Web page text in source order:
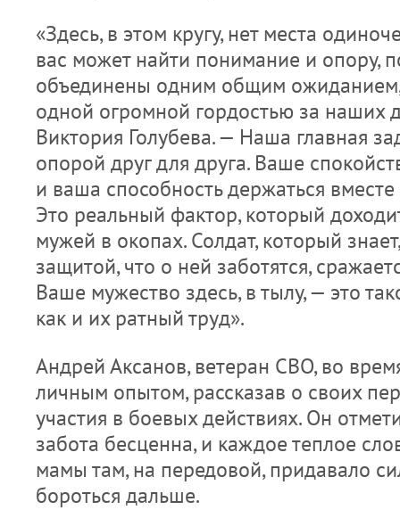
«Здесь, в этом кругу, нет места
вас может найти понимание и опору,
объединены одним общим
одной огромной гордостью за наших
Виктория Голубева. — Наша главная
опорой друг для друга. Ваше
и ваша способность держаться
Это реальный фактор, который
мужей в окопах. Солдат, который
защитой, что о ней заботятся,
Ваше мужество здесь, в тылу, — это
как и их ратный труд».
Андрей Аксанов, ветеран СВО, во
личным опытом, рассказав о своих
участия в боевых действиях. Он
забота бесценна, и каждое теплое
мамы там, на передовой, придавало
бороться дальше.